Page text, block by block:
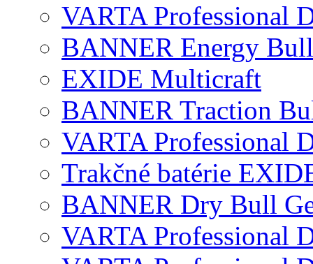
VARTA Professional
BANNER Energy Bull
EXIDE Multicraft
BANNER Traction
VARTA Professional
Trakčné batérie
BANNER Dry Bull
VARTA Professional